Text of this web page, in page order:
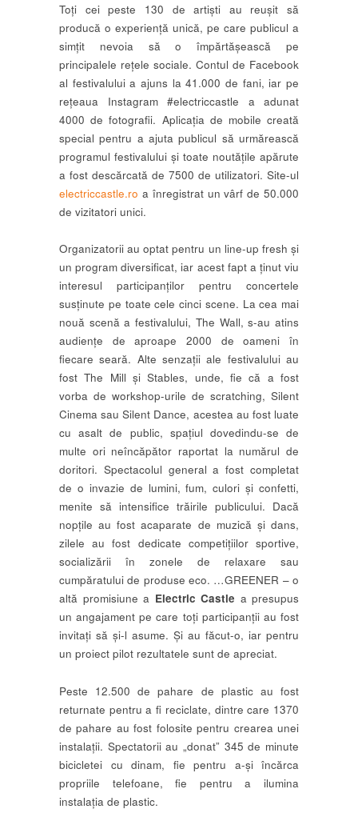
Toți cei peste 130 de artiști au reușit să
producă o experiență unică, pe care publicul a
simțit nevoia să o împărtășească pe
principalele rețele sociale. Contul de Facebook
al festivalului a ajuns la 41.000 de fani, iar pe
rețeaua Instagram #electriccastle a adunat
4000 de fotografii. Aplicația de mobile creată
special pentru a ajuta publicul să urmărească
programul festivalului și toate noutățile apărute
a fost descărcată de 7500 de utilizatori. Site-ul
electriccastle.ro a înregistrat un vârf de 50.000
de vizitatori unici.
Organizatorii au optat pentru un line-up fresh și
un program diversificat, iar acest fapt a ținut viu
interesul participanților pentru concertele
susținute pe toate cele cinci scene. La cea mai
nouă scenă a festivalului, The Wall, s-au atins
audiențe de aproape 2000 de oameni în
fiecare seară. Alte senzații ale festivalului au
fost The Mill și Stables, unde, fie că a fost
vorba de workshop-urile de scratching, Silent
Cinema sau Silent Dance, acestea au fost luate
cu asalt de public, spațiul dovedindu-se de
multe ori neîncăpător raportat la numărul de
doritori. Spectacolul general a fost completat
de o invazie de lumini, fum, culori și confetti,
menite să intensifice trăirile publicului. Dacă
nopțile au fost acaparate de muzică și dans,
zilele au fost dedicate competițiilor sportive,
socializării în zonele de relaxare sau
cumpăratului de produse eco. …GREENER – o
altă promisiune a Electric Castle a presupus
un angajament pe care toți participanții au fost
invitați să și-l asume. Și au făcut-o, iar pentru
un proiect pilot rezultatele sunt de apreciat.
Peste 12.500 de pahare de plastic au fost
returnate pentru a fi reciclate, dintre care 1370
de pahare au fost folosite pentru crearea unei
instalații. Spectatorii au „donat” 345 de minute
bicicletei cu dinam, fie pentru a-și încărca
propriile telefoane, fie pentru a ilumina
instalația de plastic.